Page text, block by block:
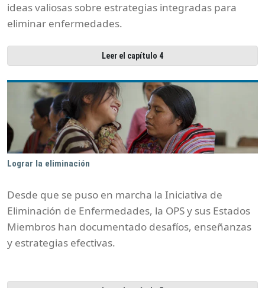
ideas valiosas sobre estrategias integradas para
eliminar enfermedades.
Leer el capítulo 4
Lograr la eliminación
Desde que se puso en marcha la Iniciativa de
Eliminación de Enfermedades, la OPS y sus Estados
Miembros han documentado desafíos, enseñanzas
y estrategias efectivas.